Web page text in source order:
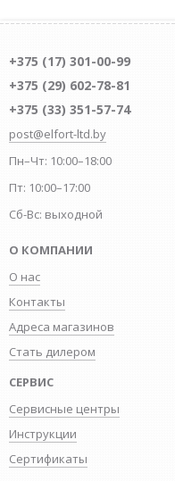
+375 (17) 301-00-99
+375 (29) 602-78-81
+375 (33) 351-57-74
post@elfort-ltd.by
Пн–Чт: 10:00–18:00
Пт: 10:00–17:00
Сб-Вс: выходной
О КОМПАНИИ
О нас
Контакты
Адреса магазинов
Стать дилером
СЕРВИС
Сервисные центры
Инструкции
Сертификаты